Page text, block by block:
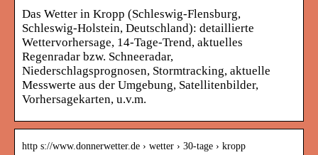
Das Wetter in Kropp (Schleswig-Flensburg,
Schleswig-Holstein, Deutschland): detaillierte
Wettervorhersage, 14-Tage-Trend, aktuelles
Regenradar bzw. Schneeradar,
Niederschlagsprognosen, Stormtracking, aktuelle
Messwerte aus der Umgebung, Satellitenbilder,
Vorhersagekarten, u.v.m.
http s://www.donnerwetter.de › wetter › 30-tage › kropp